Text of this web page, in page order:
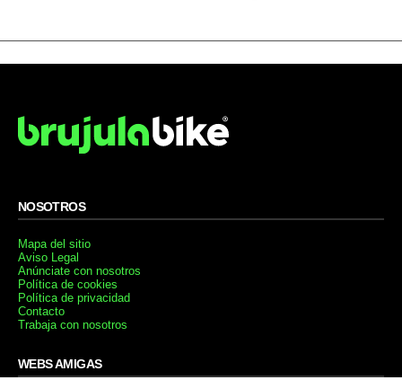
NOSOTROS
Mapa del sitio
Aviso Legal
Anúnciate con nosotros
Política de cookies
Política de privacidad
Contacto
Trabaja con nosotros
WEBS AMIGAS